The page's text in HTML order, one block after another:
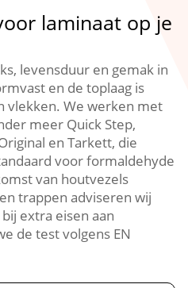
laminaat op je
levensduur en gemak in
en de toplaag is
vlekken.​ We werken met
meer Quick Step,
en Tarkett, die
voor formaldehyde
van houtvezels
trappen adviseren wij
extra eisen aan
de test volgens EN